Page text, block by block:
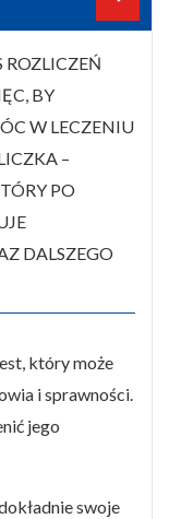
ROZLICZEŃ
BY
W LECZENIU
–
PO
DALSZEGO
który może
i sprawności.
jego
swoje